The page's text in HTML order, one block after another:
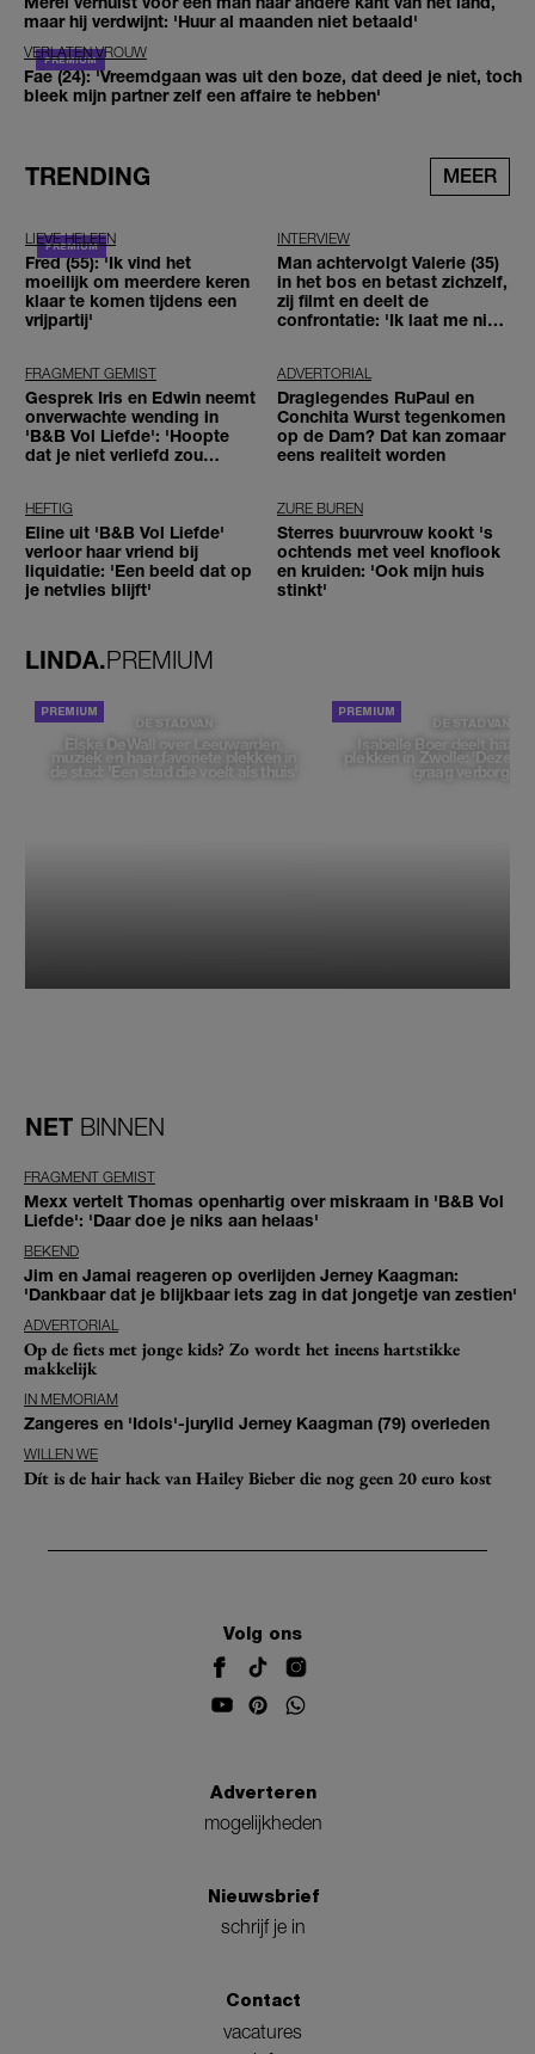
maar hij verdwijnt: 'Huur al maanden niet betaald'
VERLATEN VROUW
Fae (24): 'Vreemdgaan was uit den boze, dat deed je niet, toch
bleek mijn partner zelf een affaire te hebben'
TRENDING MEER
LIEVE HELEEN
Fred (55): 'Ik vind het
moeilijk om meerdere keren
klaar te komen tijdens een
vrijpartij'
INTERVIEW
Man achtervolgt Valerie (35)
in het bos en betast zichzelf,
zij filmt en deelt de
confrontatie: 'Ik laat me niet
FRAGMENT GEMIST
Gesprek Iris en Edwin neemt
onverwachte wending in
'B&B Vol Liefde': 'Hoopte
dat je niet verliefd zou
ADVERTORIAL
Draglegendes RuPaul en
Conchita Wurst tegenkomen
op de Dam? Dat kan zomaar
eens realiteit worden
HEFTIG
Eline uit 'B&B Vol Liefde'
verloor haar vriend bij
liquidatie: 'Een beeld dat op
je netvlies blijft'
ZURE BUREN
Sterres buurvrouw kookt 's
ochtends met veel knoflook
en kruiden: 'Ook mijn huis
stinkt'
LINDA.PREMIUM
DE STAD VAN
Elske DeWall over Leeuwarden,
muziek en haar favoriete plekken in
de stad: 'Een stad die voelt als thuis'
DE STAD VAN
Isabelle Boer deelt haar
plekken in Zwolle: 'Deze
graag verborgen'
NET BINNEN
FRAGMENT GEMIST
Mexx vertelt Thomas openhartig over miskraam in 'B&B Vol
Liefde': 'Daar doe je niks aan helaas'
BEKEND
Jim en Jamai reageren op overlijden Jerney Kaagman:
'Dankbaar dat je blijkbaar iets zag in dat jongetje van zestien'
ADVERTORIAL
Op de fiets met jonge kids? Zo wordt het ineens hartstikke
makkelijk
IN MEMORIAM
Zangeres en 'Idols'-jurylid Jerney Kaagman (79) overleden
WILLEN WE
Dít is de hair hack van Hailey Bieber die nog geen 20 euro kost
Volg ons
Adverteren
mogelijkheden
Nieuwsbrief
schrijf je in
Contact
vacatures